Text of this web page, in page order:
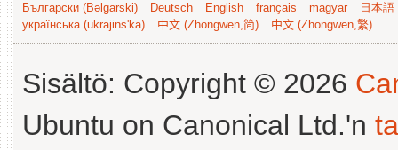
Български (Bəlgarski) Deutsch English français magyar
日本
українська (ukrajins'ka)
中文 (Zhongwen,简) 中文 (Zhongwen,繁)
Sisältö: Copyright © 2026
Ubuntu on Canonical Ltd.'n